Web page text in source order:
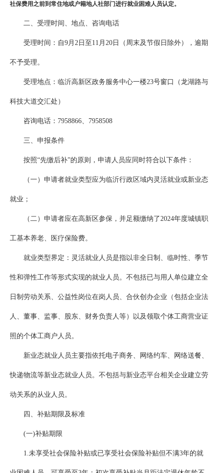
社保费用之前到常住地或户籍地人社部门进行就业困难人员认定。
二、受理时间、地点、咨询电话
受理时间：自9月2日至11月20日（周末及节假日除外），逾期
不予受理。
受理地点：临沂高新区政务服务中心一楼23号窗口（龙湖路与
科技大道交汇处）
咨询电话：7958866、7958508
三、申报条件
按照“先缴后补”的原则，申请人员应同时符合以下条件：
（一）申请者就业类型应为临沂行政区域内灵活就业或新业态
就业；
（二）申请者应在高新区参保，并足额缴纳了2024年度城镇职
工基本养老、医疗保险费。
就业类型界定：灵活就业人员是指以非全日制、临时性、季节
性和弹性工作等形式实现的就业人员。不包括已与用人单位建立全
日制劳动关系、公益性岗位在岗人员、合伙创办企业（包括企业法
人、董事、监事、股东、财务负责人等）以及领取个体工商营业证
照的个体工商户人员。
新业态就业人员主要指依托电子商务、网络约车、网络送餐、
快递物流等新业态就业人员。不包括与新业态平台相关企业建立劳
动关系的从业人员。
四、补贴期限及标准
(一)补贴期限
1.未享受社会保险补贴或已享受社会保险补贴但不满3年的就